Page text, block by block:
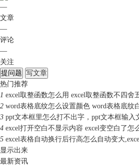
—
文章
—
评论
—
关注
提问题 写文章
热门推荐
1 excel取整函数怎么用 excel取整函数不四舍
2 word表格底纹怎么设置颜色 word表格底纹
3 ppt文本框里怎么打不出字，ppt文本框输入
4 excel打开空白不显示内容 excel变空白了怎
5 excel表格自动换行后行高怎么自动变大
显示出来
最新资讯